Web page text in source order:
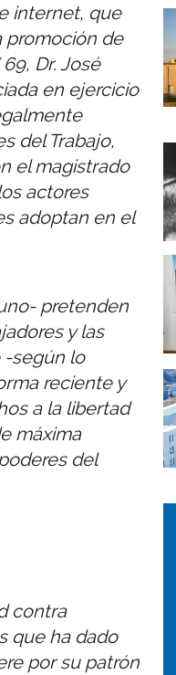
internet, que
promoción de
Dr. José
en ejercicio
del Trabajo,
el magistrado
actores
adoptan en el
pretenden
y las
-según lo
reciente y
a la libertad
máxima
del
contra
que ha dado
por su patrón